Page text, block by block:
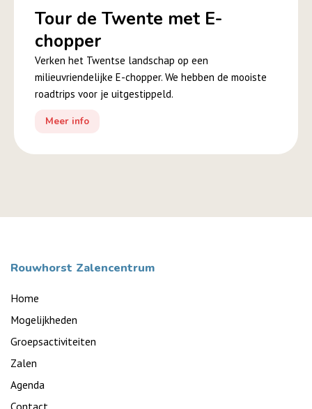
Tour de Twente met E-
chopper
Verken het Twentse landschap op een
milieuvriendelijke E-chopper. We hebben de mooiste
roadtrips voor je uitgestippeld.
Meer info
Rouwhorst Zalencentrum
Home
Mogelijkheden
Groepsactiviteiten
Zalen
Agenda
Contact